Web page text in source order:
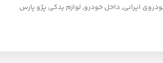
ایرانی,داخل خودرو,لوازم یدکی پژو پارس